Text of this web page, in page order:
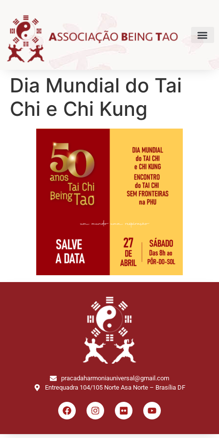
Dia Mundial do Tai
Chi e Chi Kung
pracadaharmoniauniversal@gmail.com
Entrequadra 104/105 Norte Asa Norte – Brasília DF